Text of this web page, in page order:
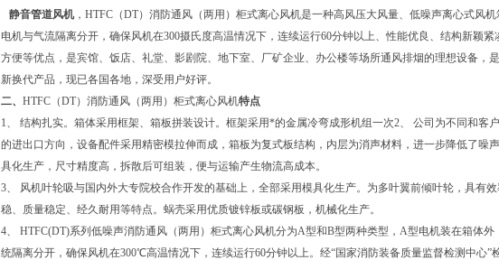
静音管道风机，HTFC（DT）消防通风（两用）柜式离心风机是一种高风压大风量、低噪声离心式风
电机与气流隔离分开，确保风机在300摄氏度高温情况下，连续运行60分钟以上、性能优良、结构新颖
方便等优点，是宾馆、饭店、礼堂、影剧院、地下室、厂矿企业、办公楼等场所通风排烟的理想设备，
新换代产品，现已各国各地，深受用户好评。
二、 HTFC（DT）消防通风（两用）柜式离心风机特点
1、 结构扎实。箱体采用框架、箱板拼装设计。框架采用*的金属冷弯成形机组一次2、 公司为不同和客
的进出口方向，设备配件采用精密模拉伸而成，箱板为复式板结构，内层为消声材料，进一步降低了噪声
具化生产，尺寸精度高，拆散后可组装，便与运输产生物流高成本。
3、 风机叶轮吸与国内外大专院校合作开发的基础上，全部采用模具化生产。为多叶翼前倾叶轮，具有
稳、质量稳定、经久耐用等特点。蜗壳采用优质镀锌板或碳钢板，机械化生产。
4、 HTFC(DT)系列低噪声消防通风（两用）柜式离心风机分为A型和B型两种类型，A型电机装在箱体
统隔离分开，确保风机在300℃高温情况下，连续运行60分钟以上。经“国家消防装备质量监督检测中心”